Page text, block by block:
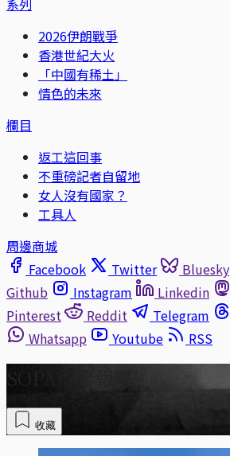
系列
2026伊朗戰爭
香港世紀大火
「中國有稀土」
情色的未來
欄目
返工這回事
不重磅記者自留地
女人沒有國家？
工具人
周邊商城
Facebook
Twitter Bluesky
Github
Instagram Linkedin
Pinterest
Reddit Telegram
Whatsapp
Youtube RSS
SOPA得獎報導
收藏